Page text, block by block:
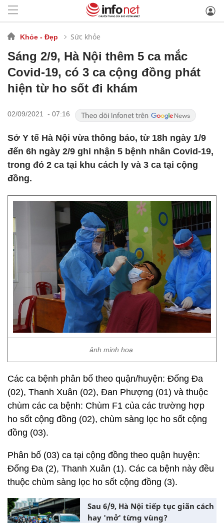
Khỏe - Đẹp Sức khỏe
Sáng 2/9, Hà Nội thêm 5 ca mắc
Covid-19, có 3 ca cộng đồng phát
hiện từ ho sốt đi khám
02/09/2021 - 07:16
Sở Y tế Hà Nội vừa thông báo, từ 18h ngày 1/9
đến 6h ngày 2/9 ghi nhận 5 bệnh nhân Covid-19,
trong đó 2 ca tại khu cách ly và 3 ca tại cộng
đồng.
ảnh minh hoạ
Các ca bệnh phân bố theo quận/huyện: Đống Đa
(02), Thanh Xuân (02), Đan Phượng (01) và thuộc
chùm các ca bệnh: Chùm F1 của các trường hợp
ho sốt cộng đồng (02), chùm sàng lọc ho sốt cộng
đồng (03).
Phân bố (03) ca tại cộng đồng theo quận huyện:
Đống Đa (2), Thanh Xuân (1). Các ca bệnh này đều
thuộc chùm sàng lọc ho sốt cộng đồng (3).
Sau 6/9, Hà Nội tiếp tục giãn cách
hay 'mở' từng vùng?